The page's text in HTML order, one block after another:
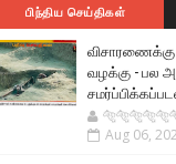
பிந்திய செய்திகள்
வழக்கு - பல
Aug 06,